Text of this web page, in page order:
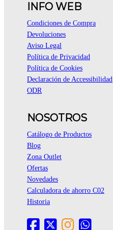
INFO WEB
Condiciones de Compra
Devoluciones
Aviso Legal
Política de Privacidad
Política de Cookies
Declaración de Accessibilidad
ODR
NOSOTROS
Catálogo de Productos
Blog
Zona Outlet
Ofertas
Novedades
Calculadora de ahorro C02
Historia